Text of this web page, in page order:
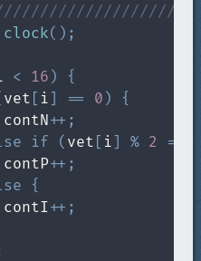
clock( ) ;
< 16 )
{
vet i == 0 )
{
++ ;
if ( vet i % 2 ==
++ ;
{
++ ;